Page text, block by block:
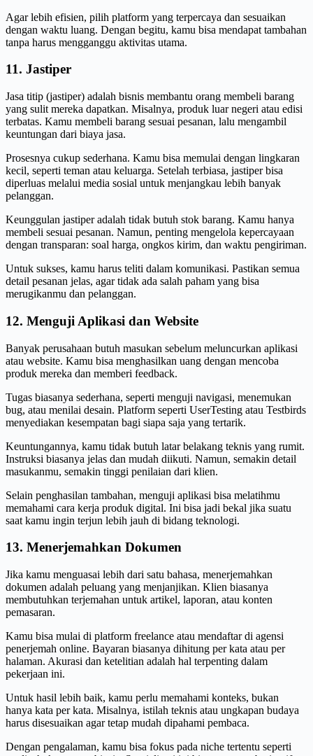
Agar lebih efisien, pilih platform yang terpercaya dan sesuaikan
dengan waktu luang. Dengan begitu, kamu bisa mendapat tambahan
tanpa harus mengganggu aktivitas utama.
11. Jastiper
Jasa titip (jastiper) adalah bisnis membantu orang membeli barang
yang sulit mereka dapatkan. Misalnya, produk luar negeri atau edisi
terbatas. Kamu membeli barang sesuai pesanan, lalu mengambil
keuntungan dari biaya jasa.
Prosesnya cukup sederhana. Kamu bisa memulai dengan lingkaran
kecil, seperti teman atau keluarga. Setelah terbiasa, jastiper bisa
diperluas melalui media sosial untuk menjangkau lebih banyak
pelanggan.
Keunggulan jastiper adalah tidak butuh stok barang. Kamu hanya
membeli sesuai pesanan. Namun, penting mengelola kepercayaan
dengan transparan: soal harga, ongkos kirim, dan waktu pengiriman.
Untuk sukses, kamu harus teliti dalam komunikasi. Pastikan semua
detail pesanan jelas, agar tidak ada salah paham yang bisa
merugikanmu dan pelanggan.
12. Menguji Aplikasi dan Website
Banyak perusahaan butuh masukan sebelum meluncurkan aplikasi
atau website. Kamu bisa menghasilkan uang dengan mencoba
produk mereka dan memberi feedback.
Tugas biasanya sederhana, seperti menguji navigasi, menemukan
bug, atau menilai desain. Platform seperti UserTesting atau Testbirds
menyediakan kesempatan bagi siapa saja yang tertarik.
Keuntungannya, kamu tidak butuh latar belakang teknis yang rumit.
Instruksi biasanya jelas dan mudah diikuti. Namun, semakin detail
masukanmu, semakin tinggi penilaian dari klien.
Selain penghasilan tambahan, menguji aplikasi bisa melatihmu
memahami cara kerja produk digital. Ini bisa jadi bekal jika suatu
saat kamu ingin terjun lebih jauh di bidang teknologi.
13. Menerjemahkan Dokumen
Jika kamu menguasai lebih dari satu bahasa, menerjemahkan
dokumen adalah peluang yang menjanjikan. Klien biasanya
membutuhkan terjemahan untuk artikel, laporan, atau konten
pemasaran.
Kamu bisa mulai di platform freelance atau mendaftar di agensi
penerjemah online. Bayaran biasanya dihitung per kata atau per
halaman. Akurasi dan ketelitian adalah hal terpenting dalam
pekerjaan ini.
Untuk hasil lebih baik, kamu perlu memahami konteks, bukan
hanya kata per kata. Misalnya, istilah teknis atau ungkapan budaya
harus disesuaikan agar tetap mudah dipahami pembaca.
Dengan pengalaman, kamu bisa fokus pada niche tertentu seperti